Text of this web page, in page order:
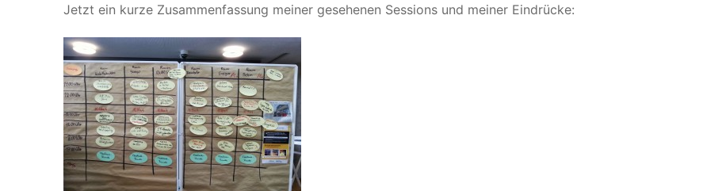
Jetzt ein kurze Zusammenfassung meiner gesehenen Sessions und meiner Eindrücke: